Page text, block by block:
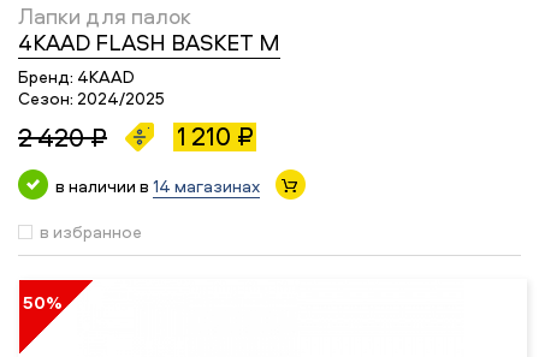
Лапки для палок
4KAAD FLASH BASKET M
Бренд: 4KAAD
Сезон: 2024/2025
2 420 ₽ 1 210 ₽
в наличии в 14 магазинах
в избранное
50%